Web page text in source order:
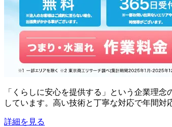
「くらしに安心を提供する」という企業理
しています。高い技術と丁寧な対応で年間対
詳細を見る